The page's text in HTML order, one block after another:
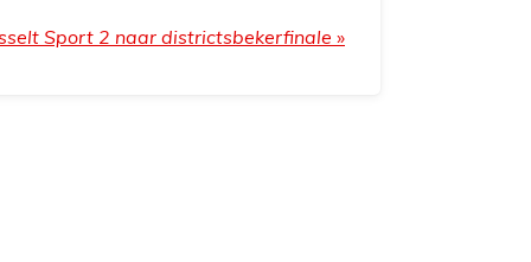
Sport 2 naar districtsbekerfinale »